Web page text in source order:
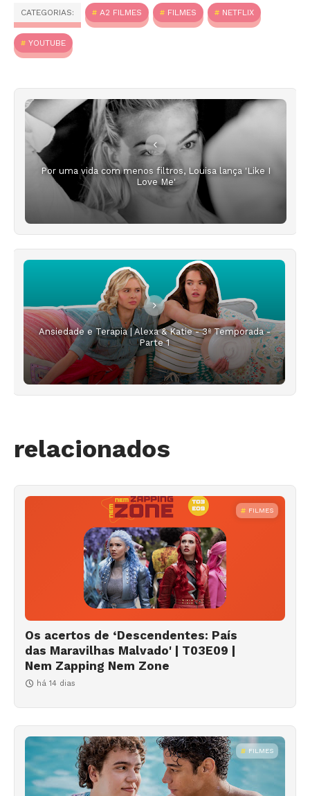
CATEGORIAS: A2 FILMES FILMES NETFLIX
YOUTUBE
Por uma vida com menos filtros, Louisa lança 'Like I
Love Me'
Ansiedade e Terapia | Alexa & Katie - 3ª Temporada -
Parte 1
relacionados
FILMES
Os acertos de ‘Descendentes: País
das Maravilhas Malvado' | T03E09 |
Nem Zapping Nem Zone
há 14 dias
FILMES